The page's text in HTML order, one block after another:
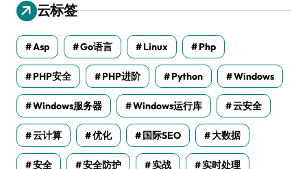
云标签
Asp Go语言 Linux Php
PHP安全 PHP进阶 Python Windows
Windows服务器 Windows运行库 云安全
云计算 优化 国际SEO 大数据
安全 安全防护 实战 实时处理